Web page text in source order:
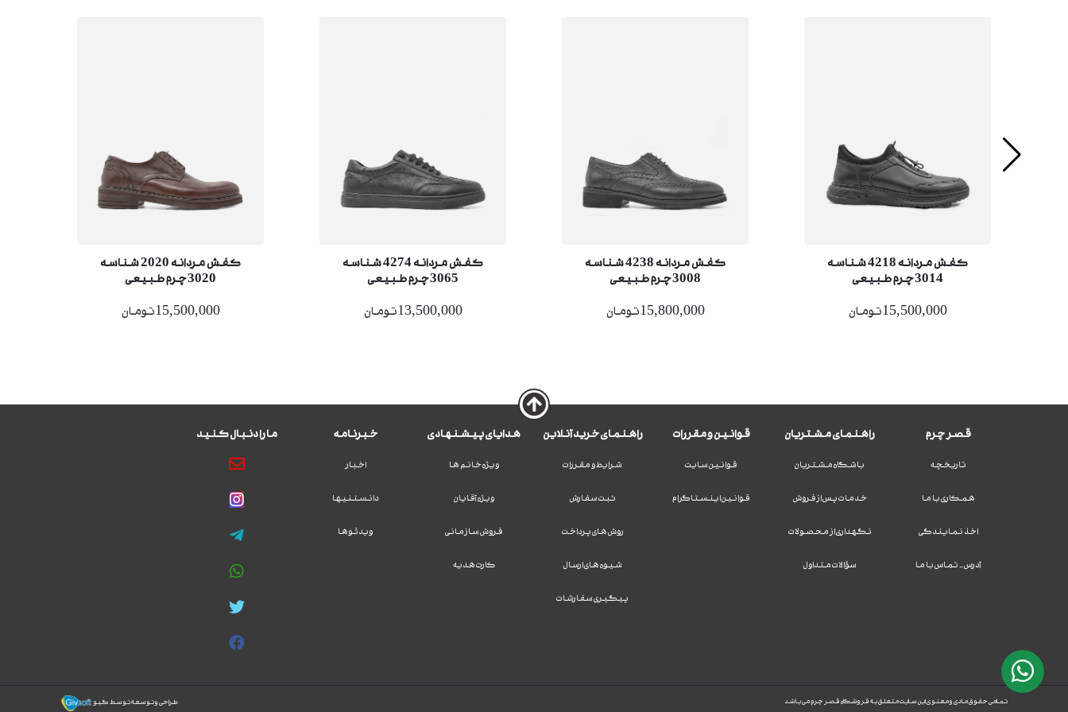
کفش مردانه 4218 شناسه
3014 چرم طبیعی
15,500,000تومان
کفش مردانه 4238 شناسه
3008 چرم طبیعی
15,800,000تومان
کفش مردانه 4274 شناسه
3065 چرم طبیعی
13,500,000تومان
کفش مردانه 2020 شناسه
3020 چرم طبیعی
15,500,000تومان
قصر چرم
تاریخچه
همکاری با ما
اخذ نمایندگی
آدرس - تماس با ما
راهنمای مشتریان
باشگاه مشتریان
خدمات پس از فروش
نگهداری از محصولات
سؤالات متداول
قوانین و مقررات
قوانین سایت
قوانین اینستاگرام
راهنمای خرید آنلاین
شرایط و مقررات
ثبت سفارش
روش های پرداخت
شیوه های ارسال
پیگیری سفارشات
هدایای پیشنهادی
ویژه خانم ها
ویژه آقایان
فروش سازمانی
کارت هدیه
خبرنامه
اخبار
دانستنیها
ویدئوها
ما را دنبال کنید
تمامی حقوق مادی و معنوی این سایت متعلق به فروشگاه قصر چرم می باشد طراحی و توسعه توسط گیو